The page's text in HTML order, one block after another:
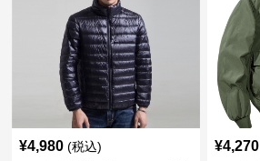
¥4,980 (税込) ¥4,270